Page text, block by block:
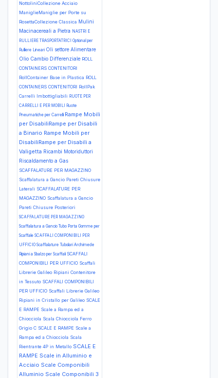
NottoliniCollezione Acciaio
ManiglieManiglie per Porte su
RosettaCollezione Classica Mulini
Macinacereali a Pietra NASTRI E
RULLIERE TRASPORTATRICI Optional per
Rulliere Lineari Oli settore Alimentare
Olio Cambio Differenziale ROLL
CONTAINERS CONTENITORI
RollContainer Base in Plastica ROLL
CONTAINERS CONTENITORI RollPak
Carrelli Imbottigliabili RUOTE PER
CARRELLI E PER MOBILI Ruote
Pneumatiche per Carrelli Rampe Mobili
per DisabiliRampe per Disabili
a Binario Rampe Mobili per
DisabiliRampe per Disabili a
Valigetta Ricambi Motoriduttori
Riscaldamento a Gas
SCAFFALATURE PER MAGAZZINO
Scaffalatura a Gancio Pareti Chiusure
Laterali SCAFFALATURE PER
MAGAZZINO Scaffalatura a Gancio
Pareti Chiusure Posteriori
SCAFFALATURE PER MAGAZZINO
Scaffalatura a Gancio Tubo Porta Gomme per
Scaffale SCAFFALI COMPONIBILI PER
UFFICIO Scaffalature Tubolari Archimede
Ripiani a Sbalzo per Scaffali SCAFFALI
COMPONIBILI PER UFFICIO Scaffali
Librerie Galileo Ripiani Contenitore
in Tessuto SCAFFALI COMPONIBILI
PER UFFICIO Scaffali Librerie Galileo
Ripiani in Cristallo per Galileo SCALE
E RAMPE Scale a Rampa ed a
Chiocciola Scala Chiocciola Ferro
Grigio C SCALE E RAMPE Scale a
Rampa ed a Chiocciola Scala
Rientrante 4P in Metallo SCALE E
RAMPE Scale in Alluminio e
Acciaio Scale Componibili
Alluminio Scale Componibili 3